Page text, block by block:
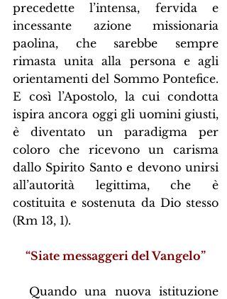
precedette l’intensa, fervida e
incessante azione missionaria
paolina, che sarebbe sempre
rimasta unita alla persona e agli
orientamenti del Sommo Pontefice.
E così l’Apostolo, la cui condotta
ispira ancora oggi gli uomini giusti,
è diventato un paradigma per
coloro che ricevono un carisma
dallo Spirito Santo e devono unirsi
all’autorità legittima, che è
costituita e sostenuta da Dio stesso
(Rm 13, 1).
“Siate messaggeri del Vangelo”
Quando una nuova istituzione